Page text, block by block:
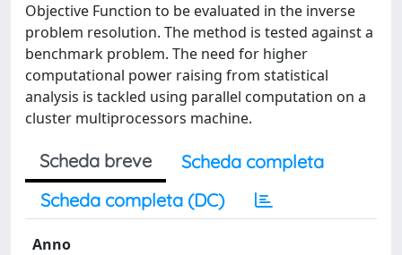
Objective Function to be evaluated in the inverse
problem resolution. The method is tested against a
benchmark problem. The need for higher
computational power raising from statistical
analysis is tackled using parallel computation on a
cluster multiprocessors machine.
Scheda breve
Scheda completa
Scheda completa (DC)
Anno